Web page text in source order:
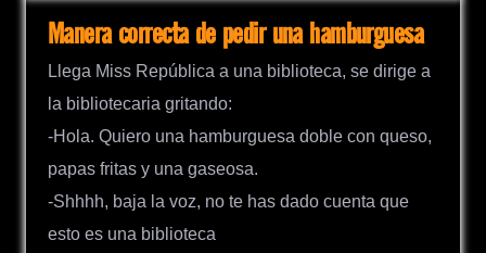
Manera correcta de pedir una hamburguesa
Llega Miss República a una biblioteca, se dirige a
la bibliotecaria gritando:
-Hola. Quiero una hamburguesa doble con queso,
papas fritas y una gaseosa.
-Shhhh, baja la voz, no te has dado cuenta que
esto es una biblioteca